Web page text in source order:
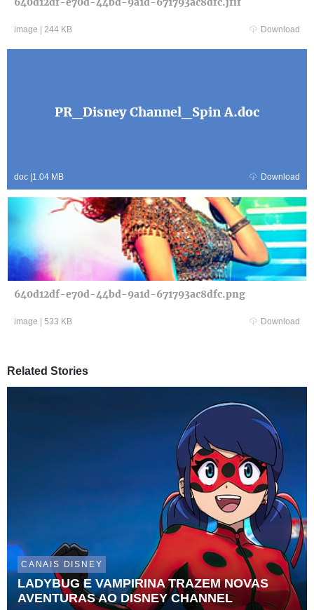
image 244 KB Download
PR_Disney Channel_Spin A.doc
doc 1.04 MB Download
640d12df-e70d-44bd-9a1d-671793ac8dfc.png
image 533 KB Download
Related Stories
CANAIS DISNEY
LADYBUG E VAMPIRINA TRAZEM NOVAS
AVENTURAS AO DISNEY CHANNEL